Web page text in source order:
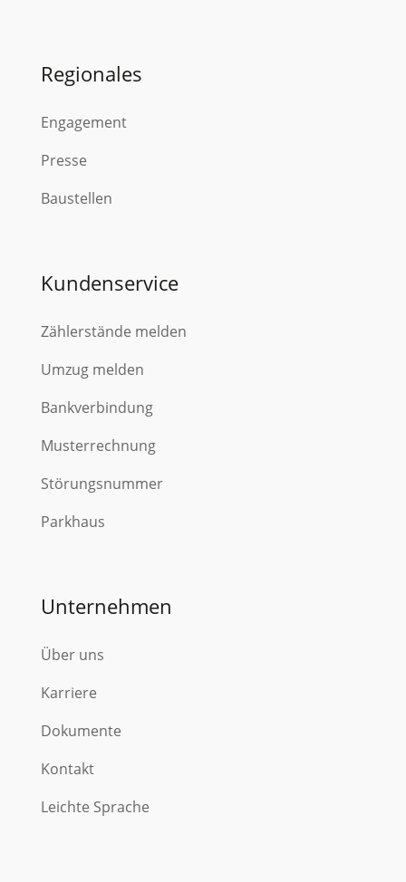
Regionales
Engagement
Presse
Baustellen
Kundenservice
Zählerstände melden
Umzug melden
Bankverbindung
Musterrechnung
Störungsnummer
Parkhaus
Unternehmen
Über uns
Karriere
Dokumente
Kontakt
Leichte Sprache